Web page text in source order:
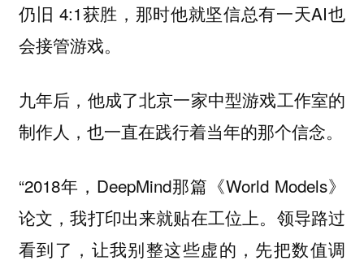
仍旧 4:1获胜，那时他就坚信总有一天AI也
会接管游戏。
九年后，他成了北京一家中型游戏工作室的
制作人，也一直在践行着当年的那个信念。
“2018年，DeepMind那篇《World Models》
论文，我打印出来就贴在工位上。领导路过
看到了，让我别整这些虚的，先把数值调